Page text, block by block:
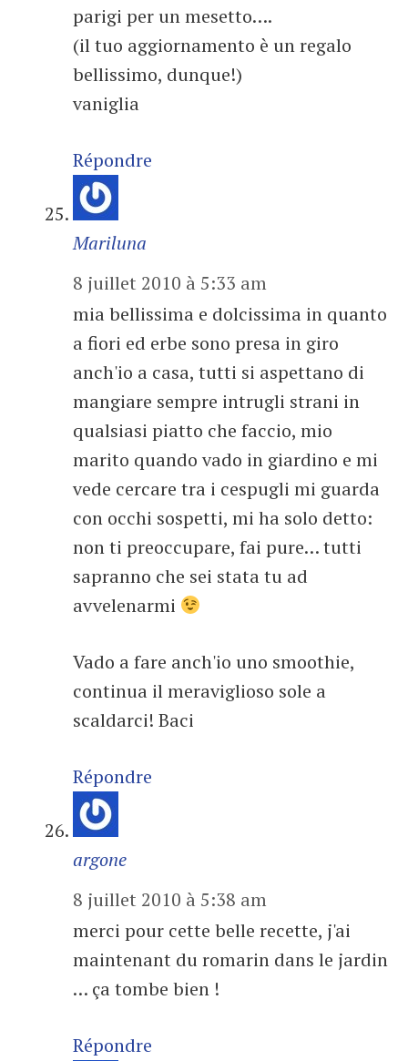
parigi per un mesetto….
(il tuo aggiornamento è un regalo
bellissimo, dunque!)
vaniglia
Répondre
Mariluna
8 juillet 2010 à 5:33 am
mia bellissima e dolcissima in quanto
a fiori ed erbe sono presa in giro
anch'io a casa, tutti si aspettano di
mangiare sempre intrugli strani in
qualsiasi piatto che faccio, mio
marito quando vado in giardino e mi
vede cercare tra i cespugli mi guarda
con occhi sospetti, mi ha solo detto:
non ti preoccupare, fai pure… tutti
sapranno che sei stata tu ad
avvelenarmi
Vado a fare anch'io uno smoothie,
continua il meraviglioso sole a
scaldarci! Baci
Répondre
argone
8 juillet 2010 à 5:38 am
merci pour cette belle recette, j'ai
maintenant du romarin dans le jardin
… ça tombe bien !
Répondre